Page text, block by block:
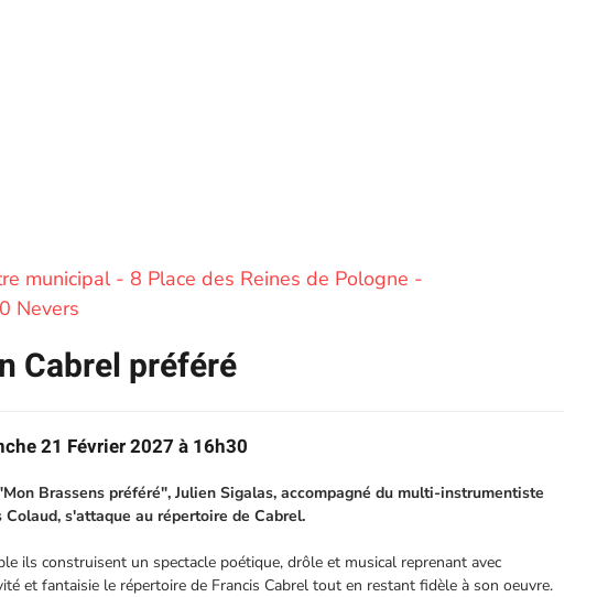
municipal - 8 Place des Reines de Pologne -
Nevers
Cabrel préféré
21 Février 2027 à 16h30
Brassens préféré", Julien Sigalas, accompagné du multi-instrumentiste
Colaud, s'attaque au répertoire de Cabrel.
ils construisent un spectacle poétique, drôle et musical reprenant avec
et fantaisie le répertoire de Francis Cabrel tout en restant fidèle à son oeuvre.